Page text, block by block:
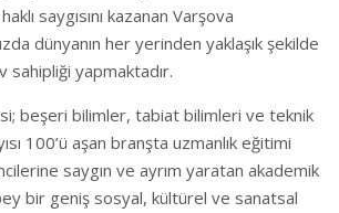
saygısını kazanan Varşova
dünyanın her yerinden yaklaşık şekilde
sahipliği yapmaktadır.
beşeri bilimler, tabiat bilimleri ve teknik
100’ü aşan branşta uzmanlık eğitimi
saygın ve ayrım yaratan akademik
bir geniş sosyal, kültürel ve sanatsal